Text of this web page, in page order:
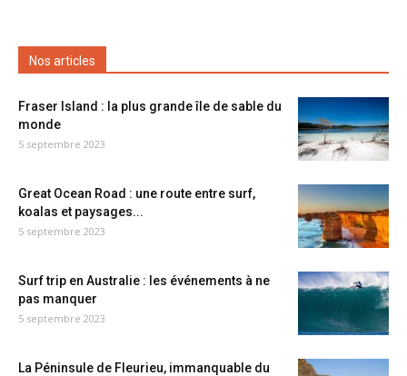
Nos articles
Fraser Island : la plus grande île de sable du
monde
5 septembre 2023
Great Ocean Road : une route entre surf,
koalas et paysages...
5 septembre 2023
Surf trip en Australie : les événements à ne
pas manquer
5 septembre 2023
La Péninsule de Fleurieu, immanquable du